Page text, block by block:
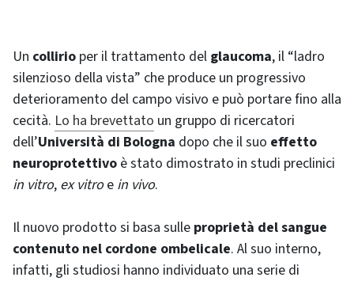
Un collirio per il trattamento del glaucoma, il “ladro
silenzioso della vista” che produce un progressivo
deterioramento del campo visivo e può portare fino alla
cecità. Lo ha brevettato un gruppo di ricercatori
dell’Università di Bologna dopo che il suo effetto
neuroprotettivo è stato dimostrato in studi preclinici
in vitro, ex vitroe in vivo.
Il nuovo prodotto si basa sulle proprietà del sangue
contenuto nel cordone ombelicale. Al suo interno,
infatti, gli studiosi hanno individuato una serie di